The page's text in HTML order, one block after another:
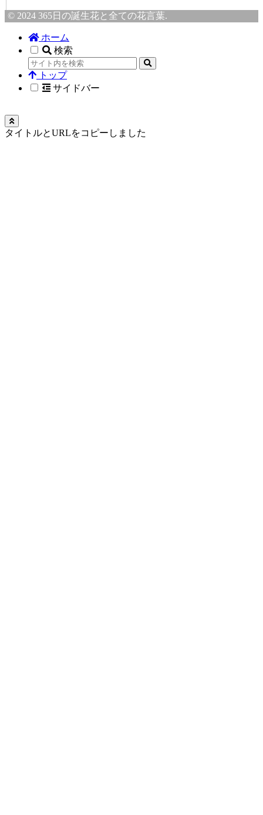
© 2024 365日の誕生花と全ての花言葉.
ホーム
検索
トップ
サイドバー
タイトルとURLをコピーしました